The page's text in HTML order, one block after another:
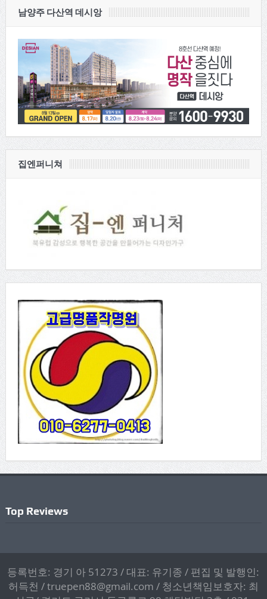
남양주 다산역 데시앙
집엔퍼니쳐
Top Reviews
등록번호: 경기 아 51273 / 대표: 유기종 / 편집 및 발행인:
허득천 / truepen88@gmail.com / 청소년책임보호자: 최